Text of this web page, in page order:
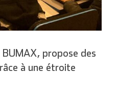
BUMAX, propose des
à une étroite